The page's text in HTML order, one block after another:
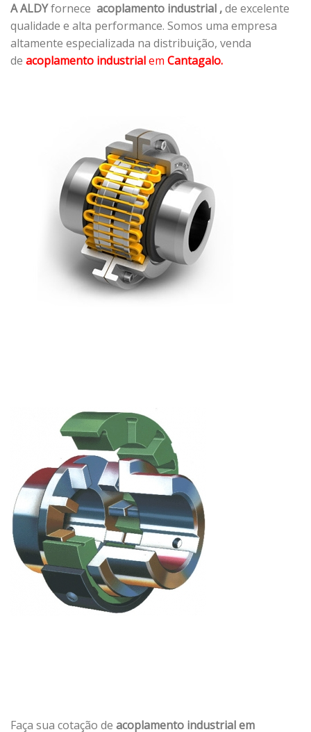
A ALDYfornece acoplamento industrial ,de excelente
qualidade e alta performance. Somos uma empresa
altamente especializada na distribuição, venda
de acoplamento industrialem Cantagalo.
Faça sua cotação de acoplamento industrial em